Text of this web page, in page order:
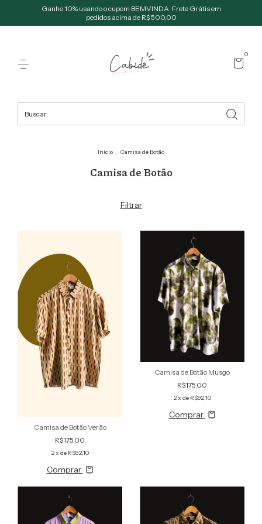
Ganhe 10% usando o cupom BEMVINDA. Frete Grátis em
pedidos acima de R$ 500,00
0
Início . Camisa de Botão
Camisa de Botão
Filtrar
Camisa de Botão Verão
R$175,00
2x de R$92,10
Comprar
Camisa de Botão Musgo
R$175,00
2x de R$92,10
Comprar